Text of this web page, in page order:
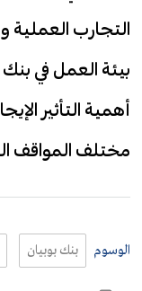
التجارب العملية
بيئة العمل في
أهمية التأثير
مختلف المواقف
الوسوم بنك بوبيان